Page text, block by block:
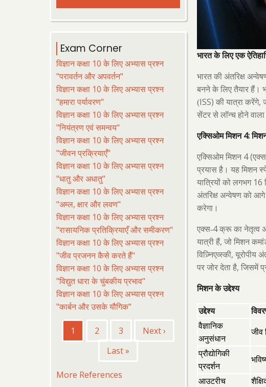
भारत के लिए एक
भारत की अंतरिक्ष
बनने के लिए तैयार हैं।
(ISS) की यात्रा करेंगे,
सेंटर से लॉन्च होने वाला
एक्सिओम मिशन 4:
एक्सिओम मिशन 4 (
प्रयास है। यह मिशन
यात्रियों को लगभग 16
अंतरिक्ष अन्वेषण को आगे
करेगा।
एक्स-4क्रू का नेतृत्व
यात्री हैं, जो मिशन
विज़्निएव्स्की, यूरोपीय
पर जोर देता है, जिसमें
मिशन के उद्देश्य
उद्देश्य
वैज्ञानिक
अनुसंधान
जीव
प्रौद्योगिकी
प्रदर्शन
आउटरीच
Exam Corner
विज्ञान कक्षा 10 के लिए अभ्यास प्रश्न
"परावर्तन और अपवर्तन"
विज्ञान कक्षा 10 के लिए अभ्यास प्रश्न
"हमारा पर्यावरण"
विज्ञान कक्षा 10 के लिए अभ्यास प्रश्न
"नियंत्रण एवं समन्वय"
विज्ञान कक्षा 10 के लिए अभ्यास प्रश्न
"जीवन प्रक्रियाएँ"
विज्ञान कक्षा 10 के लिए अभ्यास प्रश्न
"धातु और अधातु"
विज्ञान कक्षा 10 के लिए अभ्यास प्रश्न
"अम्ल, क्षार और लवण"
विज्ञान कक्षा 10 के लिए अभ्यास प्रश्न
"रासायनिक प्रतिक्रियाएँ और समीकरण"
विज्ञान कक्षा 10 के लिए अभ्यास प्रश्न
"जीव प्रजनन कैसे करते हैं"
विज्ञान कक्षा 10 के लिए अभ्यास प्रश्न
"विद्युत धारा के चुंबकीय प्रभाव"
विज्ञान कक्षा 10 के लिए अभ्यास प्रश्न
"कार्बन और उसके यौगिक"
Pagination
Current
page
1 पृष्ठ
2 पृष्ठ
3
Next
Next ›
Last
Last »
More References